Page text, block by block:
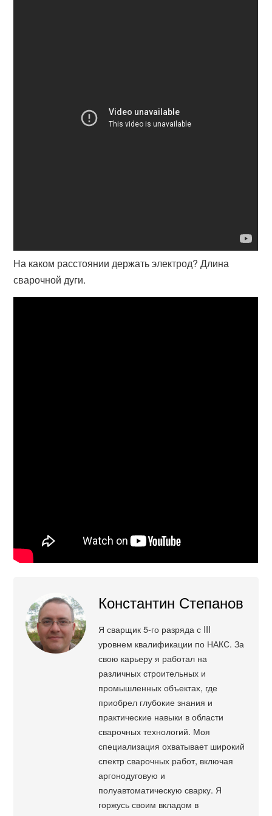
На каком расстоянии держать электрод? Длина
сварочной дуги.
Константин Степанов
Я сварщик 5-го разряда с III
уровнем квалификации по НАКС. За
свою карьеру я работал на
различных строительных и
промышленных объектах, где
приобрел глубокие знания и
практические навыки в области
сварочных технологий. Моя
специализация охватывает широкий
спектр сварочных работ, включая
аргонодуговую и
полуавтоматическую сварку. Я
горжусь своим вкладом в